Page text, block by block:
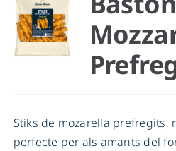
Stiks de mozarella prefregits,
perfecte per als amants del